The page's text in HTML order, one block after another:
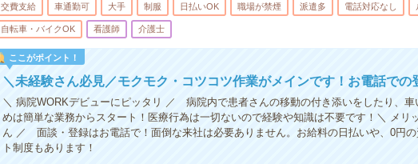
交費支給 車通勤可 大手 制服 日払いOK 職場が禁煙 派遣多 電話対応なし
自転車・バイクOK 看護師 介護士
ここがポイント！
＼未経験さん必見／モクモク・コツコツ作業がメインです！お電話での
＼ 病院WORKデビューにピッタリ ／ 病院内で患者さんの移動の付き添いをしたり、車
めは簡単な業務からスタート！医療行為は一切ないので経験や知識は不要です！＼ メリ
ん ／ 面談・登録はお電話で！面倒な来社は必要ありません。お給料の日払いや、0円
ト制度もあります！